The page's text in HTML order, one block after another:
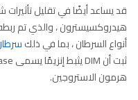
هيدروكسيسترون ، والذي تم
أنواع السرطان ، بما في ذلك
هرمون الاستروجين.